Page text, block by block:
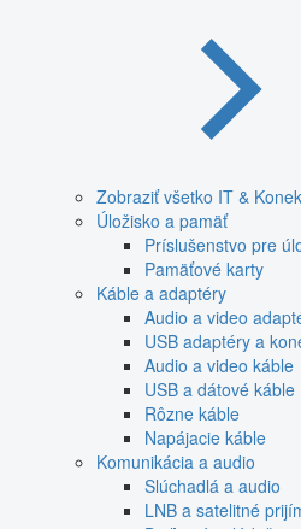
Zobraziť všetko IT &
Úložisko a pamäť
Príslušenstvo pre
Pamäťové karty
Káble a adaptéry
Audio a video
USB adaptéry a
Audio a video káble
USB a dátové káble
Rôzne káble
Napájacie káble
Komunikácia a audio
Slúchadlá a audio
LNB a satelitné